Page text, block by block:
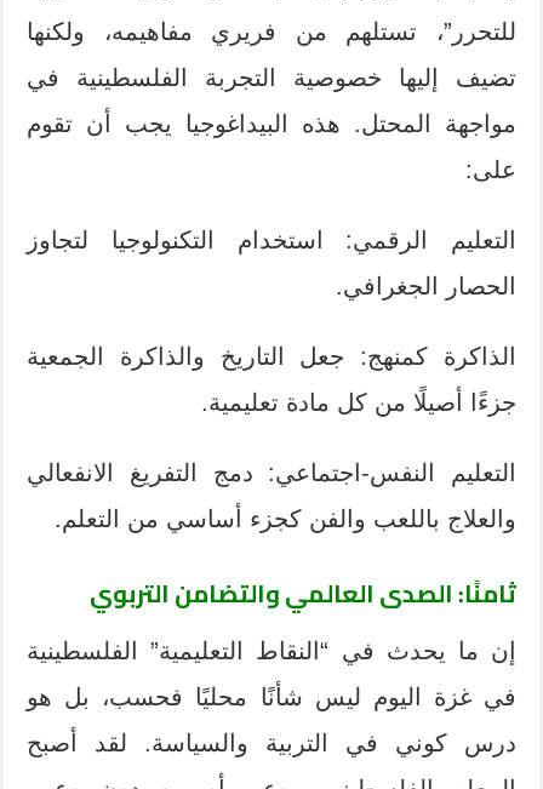
للتحرر”، تستلهم من فريري مفاهيمه، ولكنها
تضيف إليها خصوصية التجربة الفلسطينية في
مواجهة المحتل. هذه البيداغوجيا يجب أن تقوم
على:
التعليم الرقمي: استخدام التكنولوجيا لتجاوز
الحصار الجغرافي.
الذاكرة كمنهج: جعل التاريخ والذاكرة الجمعية
جزءًا أصيلًا من كل مادة تعليمية.
التعليم النفس-اجتماعي: دمج التفريغ الانفعالي
والعلاج باللعب والفن كجزء أساسي من التعلم.
ثامنًا: الصدى العالمي والتضامن التربوي
إن ما يحدث في “النقاط التعليمية” الفلسطينية
في غزة اليوم ليس شأنًا محليًا فحسب، بل هو
درس كوني في التربية والسياسة. لقد أصبح